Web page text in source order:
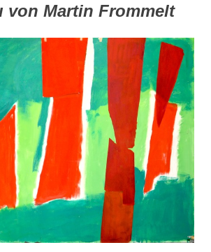
von Martin Frommelt